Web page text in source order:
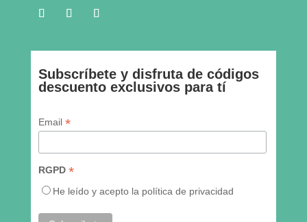
Subscríbete y disfruta de códigos
descuento exclusivos para tí
Email *
RGPD *
He leído y acepto la política de privacidad